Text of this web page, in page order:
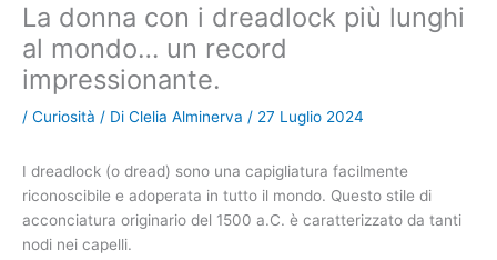
La donna con i dreadlock più lunghi
al mondo… un record
impressionante.
/ Curiosità / Di Clelia Alminerva / 27 Luglio 2024
I dreadlock (o dread) sono una capigliatura facilmente
riconoscibile e adoperata in tutto il mondo. Questo stile di
acconciatura originario del 1500 a.C. è caratterizzato da tanti
nodi nei capelli.